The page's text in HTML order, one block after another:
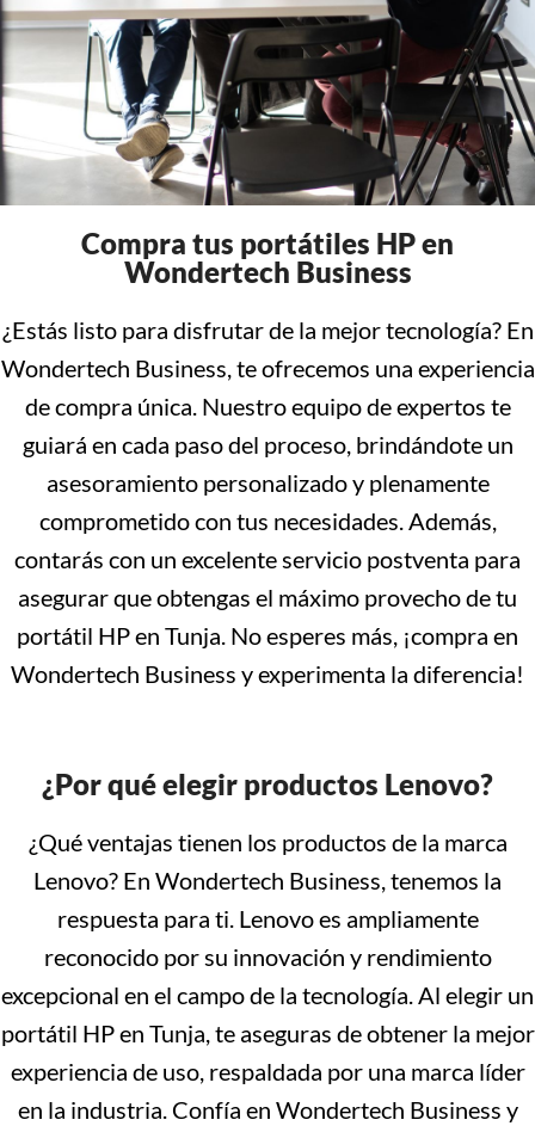
Compra tus portátiles HP en
Wondertech Business
¿Estás listo para disfrutar de la mejor tecnología? En
Wondertech Business, te ofrecemos una experiencia
de compra única. Nuestro equipo de expertos te
guiará en cada paso del proceso, brindándote un
asesoramiento personalizado y plenamente
comprometido con tus necesidades. Además,
contarás con un excelente servicio postventa para
asegurar que obtengas el máximo provecho de tu
portátil HP en Tunja. No esperes más, ¡compra en
Wondertech Business y experimenta la diferencia!
¿Por qué elegir productos Lenovo?
¿Qué ventajas tienen los productos de la marca
Lenovo? En Wondertech Business, tenemos la
respuesta para ti. Lenovo es ampliamente
reconocido por su innovación y rendimiento
excepcional en el campo de la tecnología. Al elegir un
portátil HP en Tunja, te aseguras de obtener la mejor
experiencia de uso, respaldada por una marca líder
en la industria. Confía en Wondertech Business y